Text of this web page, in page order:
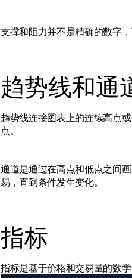
支撑和阻力并不是精确的数字
趋势线和通
趋势线连接图表上的连续高点
点。
通道是通过在高点和低点之间
易，直到条件发生变化。
指标
指标是基于价格和交易量的数